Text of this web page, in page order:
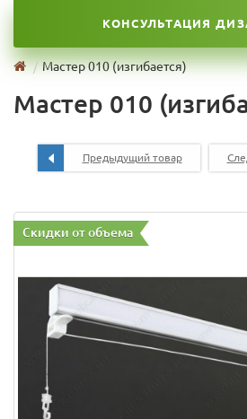
КОНСУЛЬТАЦИЯ
Мастер 010 (изгибается)
Мастер 010
Предыдущий товар
Скидки от объема